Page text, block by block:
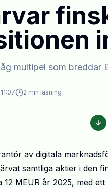
multipel som breddar
2 min läsning
av digitala
samtliga aktier i den
MEUR år 2025, med